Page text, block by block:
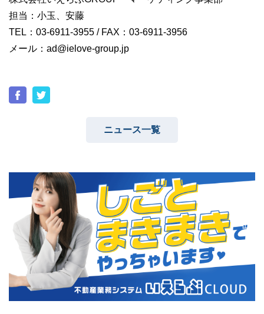
担当：小玉、安藤
TEL：03-6911-3955 / FAX：03-6911-3956
メール：ad@ielove-group.jp
ニュース一覧